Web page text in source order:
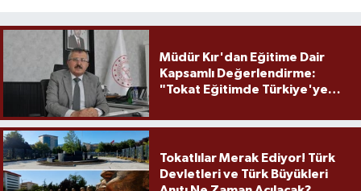
Müdür Kır'dan Eğitime Dair
Kapsamlı Değerlendirme:
"Tokat Eğitimde Türkiye'ye
Tokatlılar Merak Ediyor! Türk
Devletleri ve Türk Büyükleri